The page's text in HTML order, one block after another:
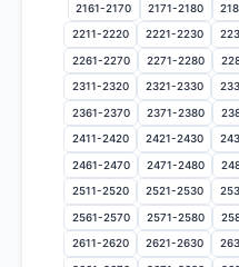
2161-2170 2171-2180
2211-2220 2221-2230
2261-2270 2271-2280
2311-2320 2321-2330
2361-2370 2371-2380
2411-2420 2421-2430
2461-2470 2471-2480
2511-2520 2521-2530
2561-2570 2571-2580
2611-2620 2621-2630